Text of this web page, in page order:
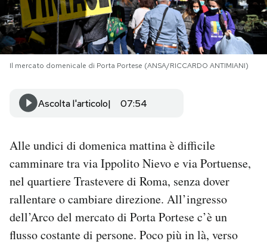
NEWSLETTER
I MIEI PREFERITI
SHOP
Area Personale
Newsletter
Notifiche mobile
Il mercato domenicale di Porta Portese (ANSA/RICCARDO ANTIMIANI)
Ascolta l'articolo 07:54
Alle undici di domenica mattina è difficile
camminare tra via Ippolito Nievo e via Portuense,
nel quartiere Trastevere di Roma, senza dover
rallentare o cambiare direzione. All’ingresso
dell’Arco del mercato di Porta Portese c’è un
flusso costante di persone. Poco più in là, verso